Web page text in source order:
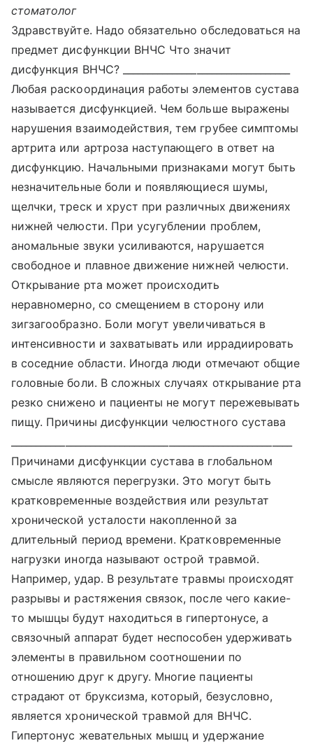
стоматолог
Здравствуйте. Надо обязательно обследоваться на
предмет дисфункции ВНЧС Что значит
дисфункция ВНЧС? __________________________________
Любая раскоординация работы элементов сустава
называется дисфункцией. Чем больше выражены
нарушения взаимодействия, тем грубее симптомы
артрита или артроза наступающего в ответ на
дисфункцию. Начальными признаками могут быть
незначительные боли и появляющиеся шумы,
щелчки, треск и хруст при различных движениях
нижней челюсти. При усугублении проблем,
аномальные звуки усиливаются, нарушается
свободное и плавное движение нижней челюсти.
Открывание рта может происходить
неравномерно, со смещением в сторону или
зигзагообразно. Боли могут увеличиваться в
интенсивности и захватывать или иррадиировать
в соседние области. Иногда люди отмечают общие
головные боли. В сложных случаях открывание рта
резко снижено и пациенты не могут пережевывать
пищу. Причины дисфункции челюстного сустава
Причинами дисфункции сустава в глобальном
смысле являются перегрузки. Это могут быть
кратковременные воздействия или результат
хронической усталости накопленной за
длительный период времени. Кратковременные
нагрузки иногда называют острой травмой.
Например, удар. В результате травмы происходят
разрывы и растяжения связок, после чего какие-
то мышцы будут находиться в гипертонусе, а
связочный аппарат будет неспособен удерживать
элементы в правильном соотношении по
отношению друг к другу. Многие пациенты
страдают от бруксизма, который, безусловно,
является хронической травмой для ВНЧС.
Гипертонус жевательных мышц и удержание